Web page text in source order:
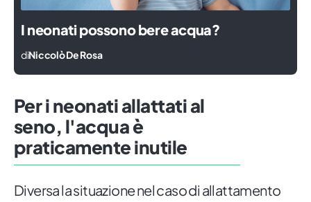
I neonati possono bere acqua?
diNiccolò De Rosa
Per i neonati allattati al
seno, l'acqua è
praticamente inutile
Diversa la situazione nel caso di allattamento